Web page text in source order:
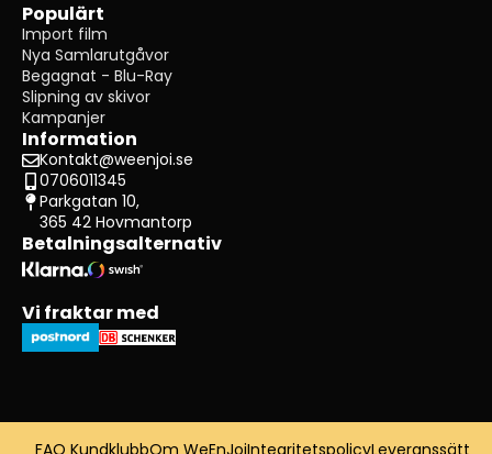
Populärt
Import film
Nya Samlarutgåvor
Begagnat - Blu-Ray
Slipning av skivor
Kampanjer
Information
Kontakt@weenjoi.se
0706011345
Parkgatan 10,
365 42 Hovmantorp
Betalningsalternativ
Vi fraktar med
FAQ KundklubbOm WeEnJoiIntegritetspolicyLeveranssätt